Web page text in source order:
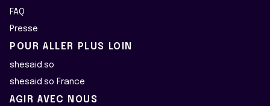
FAQ
Presse
POUR ALLER PLUS LOIN
shesaid.so
shesaid.so France
AGIR AVEC NOUS